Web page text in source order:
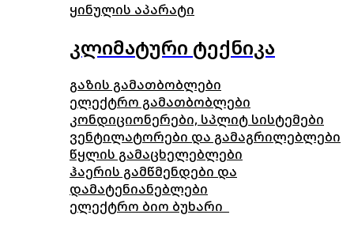
ყინულის აპარატი
კლიმატური ტექნიკა
გაზის გამათბობლები
ელექტრო გამათბობლები
კონდიციონერები, სპლიტ სისტემები
ვენტილატორები და გამაგრილებლები
წყლის გამაცხელებლები
ჰაერის გამწმენდები და
დამატენიანებლები
ელექტრო ბიო ბუხარი